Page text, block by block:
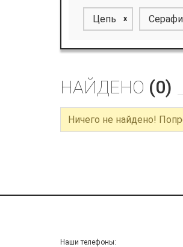
Цепь x
НАЙДЕНО (0)
Ничего не найдено!
Наши телефоны: